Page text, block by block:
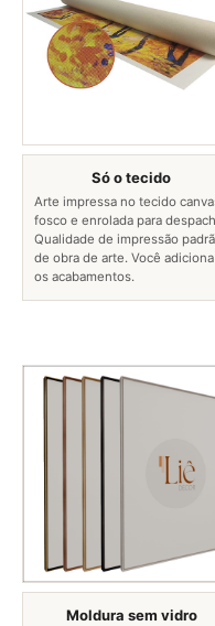
Só o tecido
Arte impressa no tecido
fosco e enrolada para
Qualidade de impressão
de obra de arte. Você adiciona
os acabamentos.
Moldura sem vidro